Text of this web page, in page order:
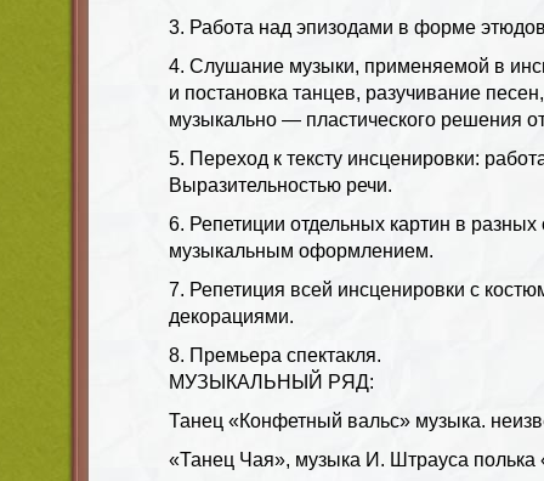
3. Работа над эпизодами в форме
4. Слушание музыки, применяемой в
и постановка танцев, разучивание
музыкально — пластического решения
5. Переход к тексту инсценировки:
Выразительностью речи.
6. Репетиции отдельных картин в разных
музыкальным оформлением.
7. Репетиция всей инсценировки с
декорациями.
8. Премьера спектакля.
МУЗЫКАЛЬНЫЙ РЯД:
Танец «Конфетный вальс» музыка.
«Танец Чая», музыка И. Штрауса полька